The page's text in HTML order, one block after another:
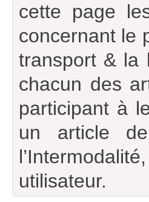
cette page
concernant le
transport & la
chacun des
participant à
un article
utilisateur.